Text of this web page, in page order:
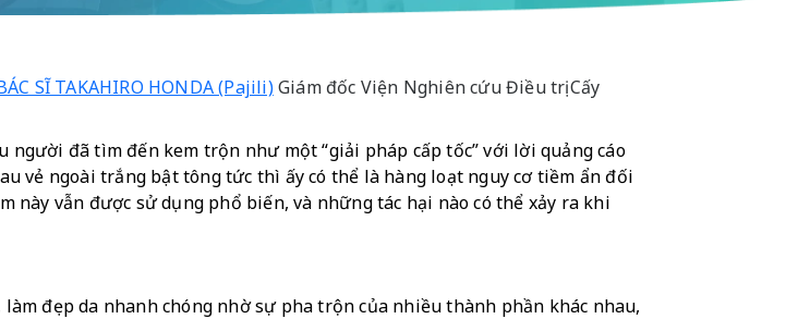
SĨ TAKAHIRO HONDA (Pajili)Giám đốc Viện Nghiên cứu Điều trị Cấy
đã tìm đến kem trộn như một “giải pháp cấp tốc” với lời quảng cáo
vẻ ngoài trắng bật tông tức thì ấy có thể là hàng loạt nguy cơ tiềm ẩn đối
này vẫn được sử dụng phổ biến, và những tác hại nào có thể xảy ra khi
đẹp da nhanh chóng nhờ sự pha trộn của nhiều thành phần khác nhau,